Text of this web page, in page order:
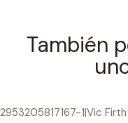
También
2953205817167-1|Vic Firth